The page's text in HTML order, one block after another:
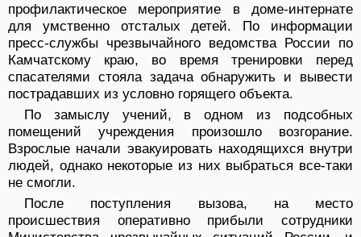
профилактическое мероприятие в доме-интернате
для умственно отсталых детей. По информации
пресс-службы чрезвычайного ведомства России по
Камчатскому краю, во время тренировки перед
спасателями стояла задача обнаружить и вывести
пострадавших из условно горящего объекта.
По замыслу учений, в одном из подсобных
помещений учреждения произошло возгорание.
Взрослые начали эвакуировать находящихся внутри
людей, однако некоторые из них выбраться все-таки
не смогли.
После поступления вызова, на место
происшествия оперативно прибыли сотрудники